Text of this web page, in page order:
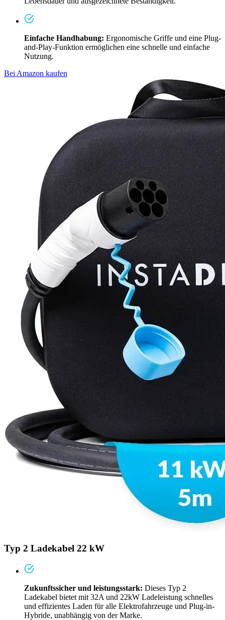
Einfache Handhabung: Ergonomische Griffe und eine Plug-
and-Play-Funktion ermöglichen eine schnelle und einfache
Nutzung.
Bei Amazon kaufen
Typ 2 Ladekabel 22 kW
Zukunftssicher und leistungsstark: Dieses Typ 2
Ladekabel bietet mit 32A und 22kW Ladeleistung schnelles
und effizientes Laden für alle Elektrofahrzeuge und Plug-in-
Hybride, unabhängig von der Marke.